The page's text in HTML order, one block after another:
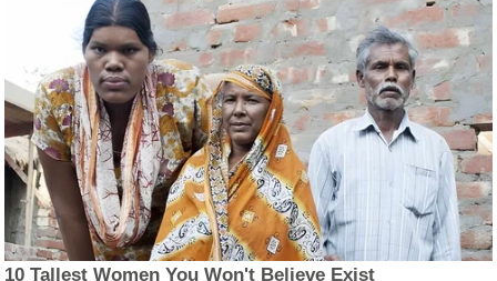
10 Tallest Women You Won't Believe Exist